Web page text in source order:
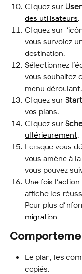
Cliquez sur
des utilisateurs.
Cliquez sur
vous survolez
destination.
Sélectionnez
vous souhaitez
menu déroulant.
Cliquez sur
vos plans.
Cliquez sur
ultérieurement.
Lorsque vous
vous amène à
vous pouvez
Une fois
affiche les
Pour plus
migration.
Le plan, les
copiés.